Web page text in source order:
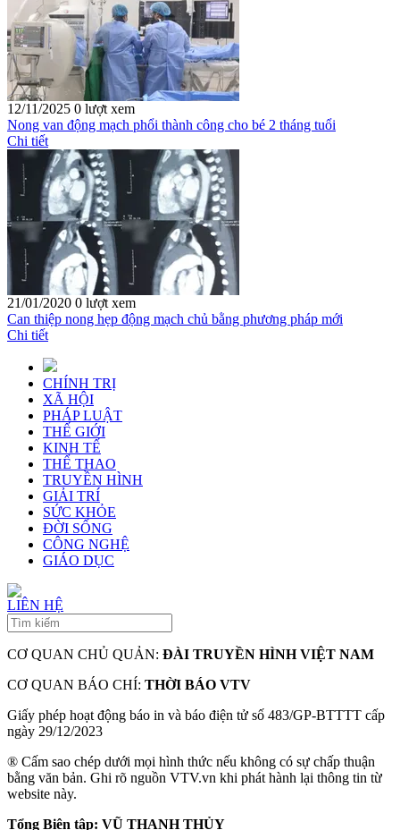
12/11/2025 0 lượt xem
Nong van động mạch phổi thành công cho bé 2 tháng tuổi
Chi tiết
21/01/2020 0 lượt xem
Can thiệp nong hẹp động mạch chủ bằng phương pháp mới
Chi tiết
CHÍNH TRỊ
XÃ HỘI
PHÁP LUẬT
THẾ GIỚI
KINH TẾ
THỂ THAO
TRUYỀN HÌNH
GIẢI TRÍ
SỨC KHỎE
ĐỜI SỐNG
CÔNG NGHỆ
GIÁO DỤC
LIÊN HỆ
CƠ QUAN CHỦ QUẢN: ĐÀI TRUYỀN HÌNH VIỆT NAM
CƠ QUAN BÁO CHÍ: THỜI BÁO VTV
Giấy phép hoạt động báo in và báo điện tử số 483/GP-BTTTT cấp
ngày 29/12/2023
® Cấm sao chép dưới mọi hình thức nếu không có sự chấp thuận
bằng văn bản. Ghi rõ nguồn VTV.vn khi phát hành lại thông tin từ
website này.
Tổng Biên tập: VŨ THANH THỦY